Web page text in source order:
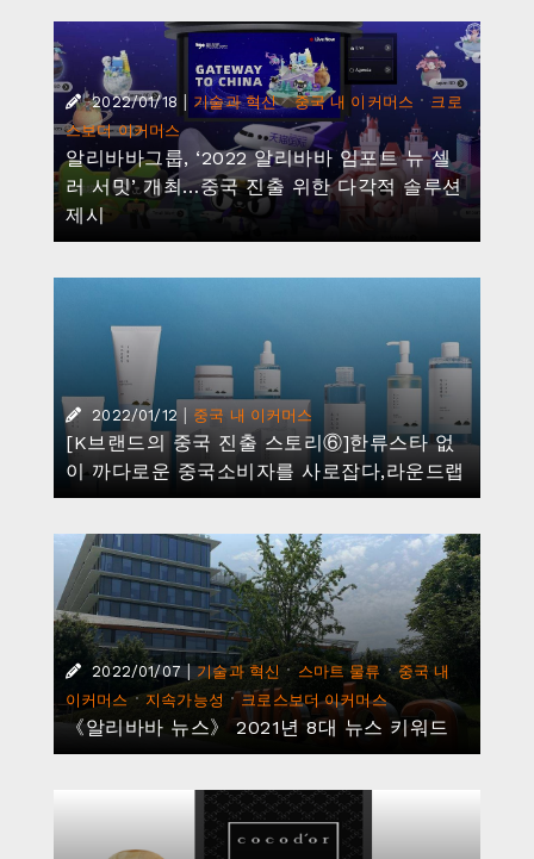
2022/01/18 기술과 혁신·중국 내 이커머스 · 크로
스보더 이커머스
알리바바그룹, ‘2022 알리바바 임포트 뉴 셀
러 서밋’ 개최…중국 진출 위한 다각적 솔루션
제시
2022/01/12 중국 내 이커머스
[K브랜드의 중국 진출 스토리⑥]한류스타 없
이 까다로운 중국소비자를 사로잡다,라운드랩
2022/01/07 | 기술과 혁신 · 스마트 물류 · 중국 내
이커머스·지속가능성 ·크로스보더 이커머스
《알리바바 뉴스》 2021년 8대 뉴스 키워드